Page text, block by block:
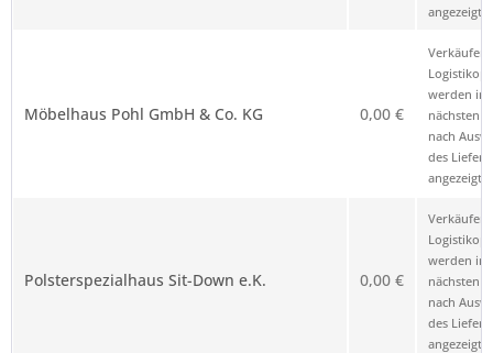
angezeigt.
Möbelhaus Pohl GmbH & Co. KG 0,00 €
Verkäufer
werden im
nächsten
nach
des
angezeigt.
Polsterspezialhaus Sit-Down e.K. 0,00 €
Verkäufer
werden im
nächsten
nach
des
angezeigt.